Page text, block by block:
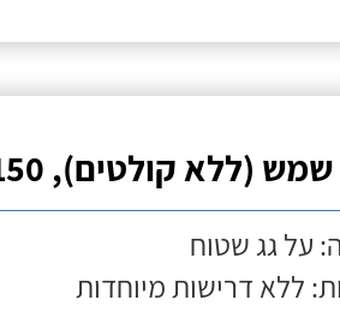
(ללא קולטים), 150 ליטר
על גג שטוח
ללא דרישות מיוחדות